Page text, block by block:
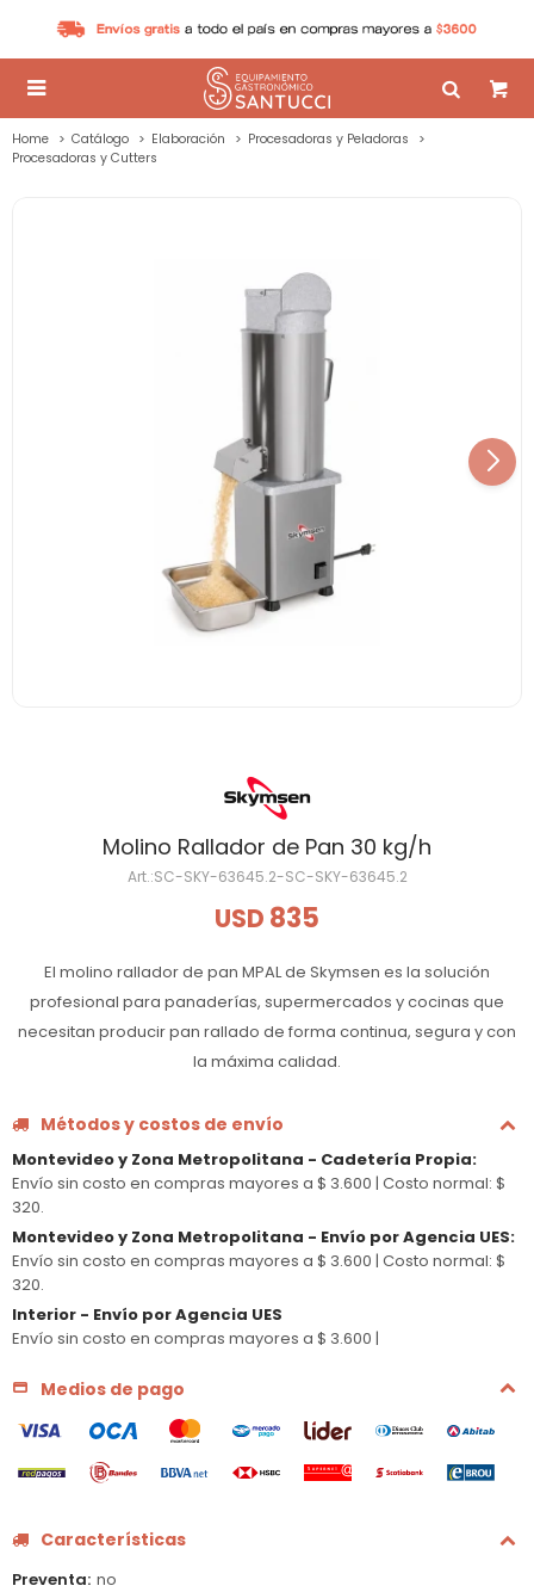

Home Catálogo Elaboración
Procesadoras y Peladoras
Procesadoras y Cutters
Molino Rallador de Pan 30 kg/h
SC-SKY-63645.2-SC-SKY-63645.2
USD 835
El molino rallador de pan MPAL de Skymsen es la solución
profesional para panaderías, supermercados y cocinas que
necesitan producir pan rallado de forma continua, segura y con
la máxima calidad.
Métodos y costos de envío
Montevideo y Zona Metropolitana - Cadetería Propia:
Envío sin costo en compras mayores a $ 3.600 | Costo normal: $
320.
Montevideo y Zona Metropolitana - Envío por Agencia UES:
Envío sin costo en compras mayores a $ 3.600 | Costo normal: $
320.
Interior - Envío por Agencia UES
Envío sin costo en compras mayores a $ 3.600 |
Medios de pago
Características
Preventa no